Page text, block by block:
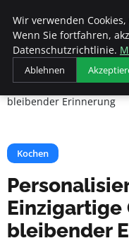
Fds
Startseite
Kochen
Personalisierbare
bleibender Erinnerung
Kochen
Einzigartige
bleibender
Wir verwenden
Wenn Sie fortfahren,
Datenschutzrichtlinie.
Ablehnen